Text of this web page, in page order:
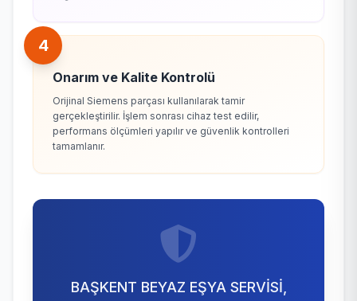
4
Onarım ve Kalite Kontrolü
Orijinal Siemens parçası kullanılarak tamir
gerçekleştirilir. İşlem sonrası cihaz test edilir,
performans ölçümleri yapılır ve güvenlik kontrolleri
tamamlanır.
BAŞKENT BEYAZ EŞYA SERVİSİ,